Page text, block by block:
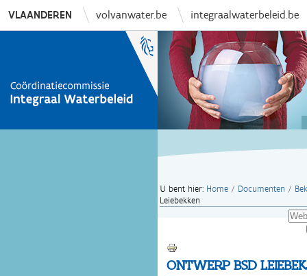
VLAANDEREN volvanwater.be integraalwaterbeleid.be
U bent hier: Home / Documenten /
Leiebekken
acties
Afdrukken
ONTWERP BSD
Zoek